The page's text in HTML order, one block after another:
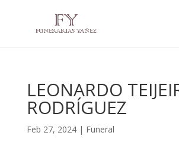
LEONARDO
RODRÍGUEZ
Feb 27, 2024| Funeral